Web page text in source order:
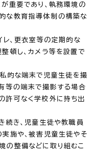
重要であり、執務環境の
な教育指導体制の構築な
レ、更衣室等の定期的な
頓し、カメラ等を設置で
的な端末で児童生徒を撮
等の端末で撮影する場合
許可なく学校外に持ち出
続き、児童生徒や教職員
施や、被害児童生徒やそ
の整備などに取り組むこ